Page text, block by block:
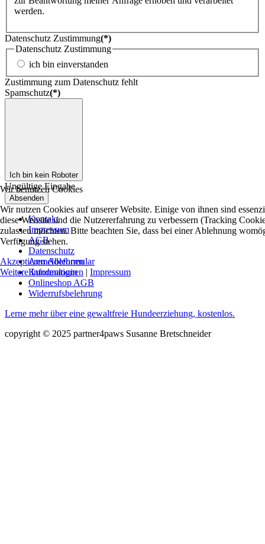
werden.
Datenschutz Zustimmung(*)
Datenschutz Zustimmung
ich bin einverstanden
Zustimmung zum Datenschutz fehlt
Spamschutz(*)
Ich bin kein Roboter
Ungültige Eingabe
Absenden
Kontakt
Impressum
AGB
Datenschutz
Anmeldeformular
Kundenlogin
Onlineshop AGB
Widerrufsbelehrung
Lerne mehr über eine gewaltfreie Hundeerziehung, kostenlos.
copyright © 2025 partner4paws Susanne Bretschneider
Wir benutzen Cookies
Wir nutzen Cookies auf unserer Website. Einige von ihnen sind
diese Website und die Nutzererfahrung zu verbessern (Tracking
zulassen möchten. Bitte beachten Sie, dass bei einer Ablehnung
Verfügung stehen.
AkzeptierenAblehnen
Weitere Informationen | Impressum